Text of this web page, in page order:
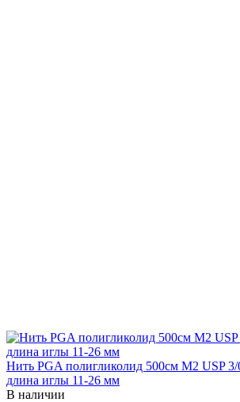
Нить PGA полигликолид 500см М2 USP 3/
длина иглы 11-26 мм
В наличии